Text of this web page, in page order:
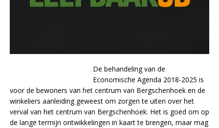
De behandeling van de
Economische Agenda 2018-2025 is
voor de bewoners van het centrum van Bergschenhoek en de
winkeliers aanleiding geweest om zorgen te uiten over het
verval van het centrum van Bergschenhoek. Het is goed om op
de lange termijn ontwikkelingen in kaart te brengen, maar mag